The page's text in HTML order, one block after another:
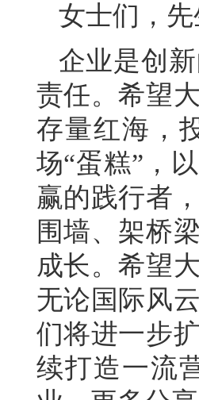
女士们，
企业是创
责任。希望
存量红海，
场“蛋糕”，
赢的践行者
围墙、架桥
成长。希望
无论国际风
们将进一步
续打造一流